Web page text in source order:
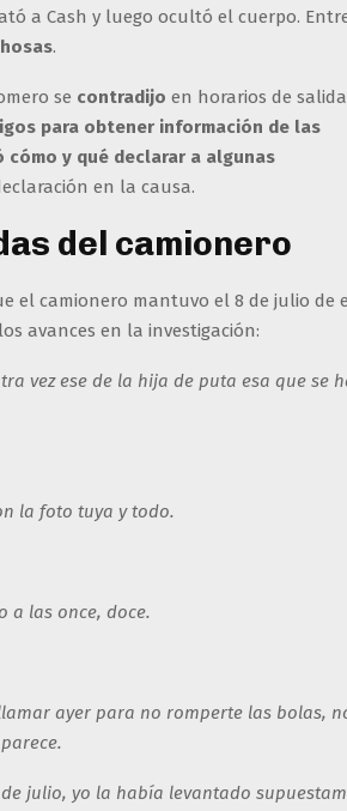
a Cash y luego ocultó el cuerpo.
.
se contradijo en horarios de
para obtener información de las
cómo y qué declarar a algunas
en la causa.
del camionero
el camionero mantuvo el 8 de julio de
avances en la investigación:
vez ese de la hija de puta esa que se
la foto tuya y todo.
a las once, doce.
ayer para no romperte las bolas,
julio, yo la había levantado